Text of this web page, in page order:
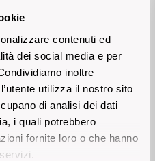
contenuti ed
dei social media e per
inoltre
utilizza il nostro sito
di analisi dei dati
i quali potrebbero
fornite loro o che hanno
accompagnare queste
per i piatti delicati
è consigliabile avere una
o frizzanti, a seconda delle
HUGUES - Chardonnay
con evidenti richiami di
LUNA MATER - Frascati